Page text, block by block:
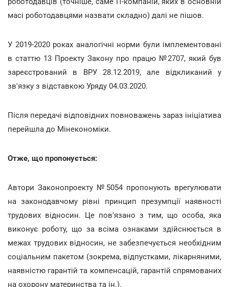
масі роботодавцями назвати складно) далі не пішов.
У 2019-2020 роках аналогічні норми були імплементовані
в статтю 13 Проекту Закону про працю №2707, який був
зареєстрований в ВРУ 28.12.2019, але відкликаний у
зв'язку з відставкою Уряду 04.03.2020.
Після передачі відповідних повноважень зараз ініціатива
перейшла до Мінекономіки.
Отже, що пропонується:
Автори Законопроекту №5054 пропонують врегулювати
на законодавчому рівні принцип презумпції наявності
трудових відносин. Це пов'язано з тим, що особа, яка
виконує роботу, що за всіма ознаками здійснюється в
межах трудових відносин, не забезпечується необхідним
соціальним пакетом (зокрема, відпустками, лікарняними,
наявністю гарантій та компенсацій, гарантій спрямованих
на охорону материнства та ін.).